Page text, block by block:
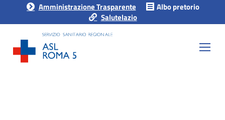
Amministrazione Trasparente
Albo pretorio
Salutelazio